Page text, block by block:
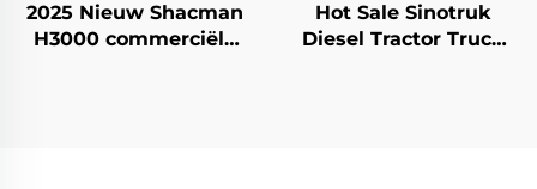
2025 Nieuw Shacman
H3000 commerciële
Hot Sale Sinotruk
Diesel Tractor Truck